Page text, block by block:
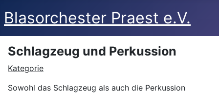
Blasorchester Praest e.V.
Schlagzeug und Perkussion
Kategorie
Sowohl das Schlagzeug als auch die Perkussion